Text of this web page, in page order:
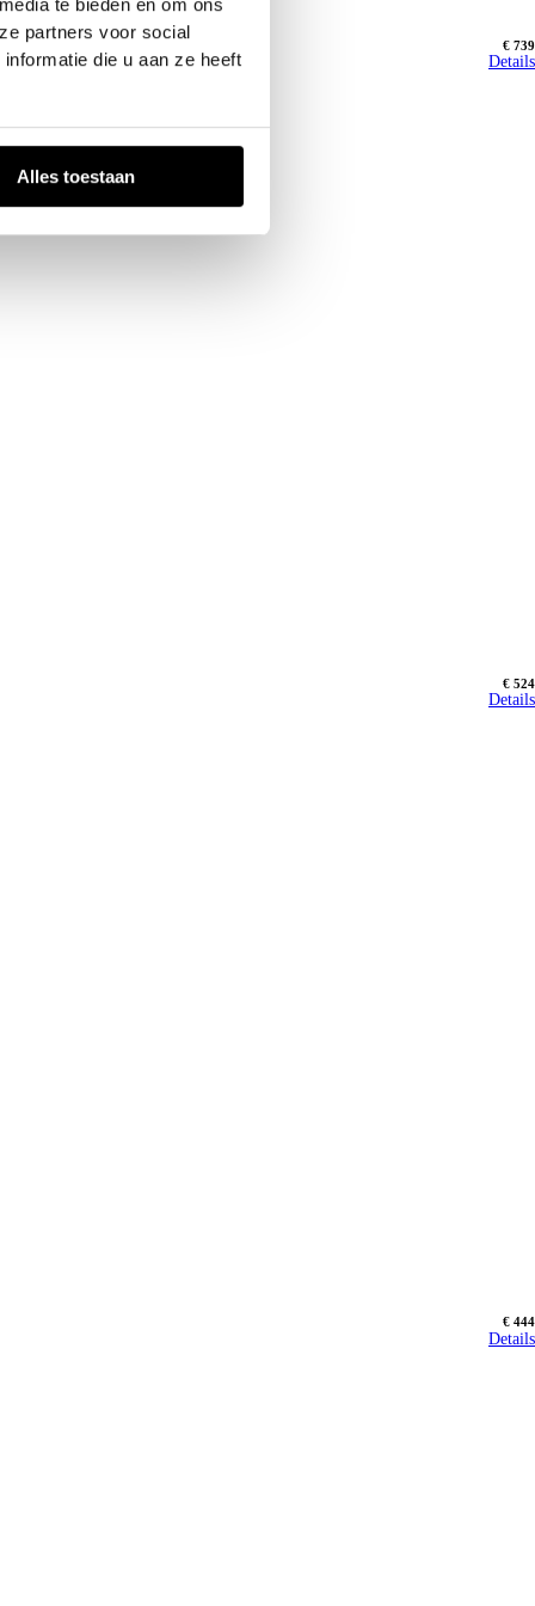
te bieden en om ons
partners voor social
die u aan ze heeft
Alles toestaan
€ 739
Details
€ 524
Details
€ 444
Details